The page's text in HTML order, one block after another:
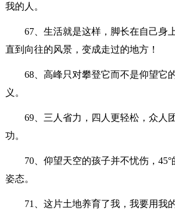
我的人。
67、生活就是这样，脚长在自己身
直到向往的风景，变成走过的地方！
68、高峰只对攀登它而不是仰望它
义。
69、三人省力，四人更轻松，众人
功。
70、仰望天空的孩子并不忧伤，
姿态。
71、这片土地养育了我，我要用我